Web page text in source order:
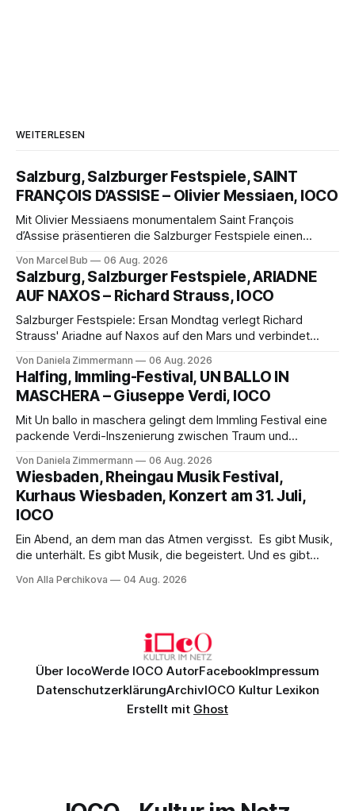
WEITERLESEN
Salzburg, Salzburger Festspiele, SAINT
FRANÇOIS D’ASSISE – Olivier Messiaen, IOCO
Mit Olivier Messiaens monumentalem Saint François
d’Assise präsentieren die Salzburger Festspiele einen
eine bildgewaltige Inszenierung, Maxime Pascal entfaltet
die komplexe Partitur eindrucksvoll, Philippe Sly berührt als
Franziskus.
Von Marcel Bub 06 Aug. 2026
Salzburg, Salzburger Festspiele, ARIADNE
AUF NAXOS – Richard Strauss, IOCO
Salzburger Festspiele: Ersan Mondtag verlegt Richard
Strauss' Ariadne auf Naxos auf den Mars und verbindet
Aufführung mit starken Solisten und den Wiener
Philharmonikern, szenisch bleibt der zweite Akt jedoch
hinter den Erwartungen zurück.
Von Daniela Zimmermann 06 Aug. 2026
Halfing, Immling-Festival, UN BALLO IN
MASCHERA – Giuseppe Verdi, IOCO
Mit Un ballo in maschera gelingt dem Immling Festival eine
packende Verdi-Inszenierung zwischen Traum und
psychologische Tiefe mit starken Bildern, getragen von
einem spielfreudigen Ensemble und einer musikalisch
überzeugenden Gesamtleistung.
Von Daniela Zimmermann 06 Aug. 2026
Wiesbaden, Rheingau Musik Festival,
Kurhaus Wiesbaden, Konzert am 31. Juli,
IOCO
Ein Abend, an dem man das Atmen vergisst. Es gibt Musik,
die unterhält. Es gibt Musik, die begeistert. Und es gibt
Genau so war der Abend im Kurhaus Wiesbaden, an dem
Von Alla Perchikova 04 Aug. 2026
Über IocoWerde IOCO AutorFacebookImpressum
DatenschutzerklärungArchivIOCO Kultur Lexikon
Erstellt mit Ghost